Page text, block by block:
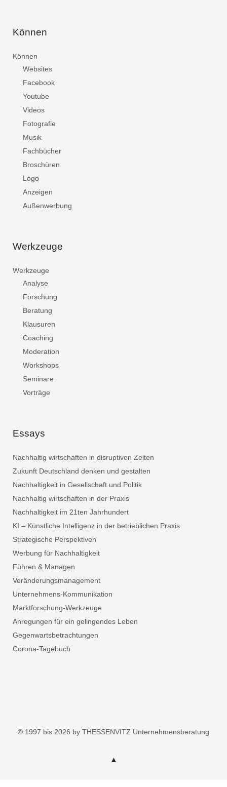
Können
Können
Websites
Facebook
Youtube
Videos
Fotografie
Musik
Fachbücher
Broschüren
Logo
Anzeigen
Außenwerbung
Werkzeuge
Werkzeuge
Analyse
Forschung
Beratung
Klausuren
Coaching
Moderation
Workshops
Seminare
Vorträge
Essays
Nachhaltig wirtschaften in disruptiven Zeiten
Zukunft Deutschland denken und gestalten
Nachhaltigkeit in Gesellschaft und Politik
Nachhaltig wirtschaften in der Praxis
Nachhaltigkeit im 21ten Jahrhundert
KI – Künstliche Intelligenz in der betrieblichen Praxis
Strategische Perspektiven
Werbung für Nachhaltigkeit
Führen & Managen
Veränderungsmanagement
Unternehmens-Kommunikation
Marktforschung-Werkzeuge
Anregungen für ein gelingendes Leben
Gegenwartsbetrachtungen
Corona-Tagebuch
© 1997 bis 2026 by THESSENVITZ Unternehmensberatung